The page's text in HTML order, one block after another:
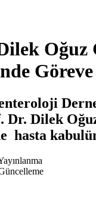
Oğuz
Göreve
Dr. Dilek
hasta